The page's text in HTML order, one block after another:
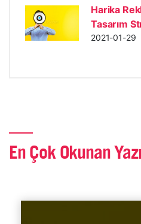
Harika
Tasarım
2021-01-29
En Çok Okunan